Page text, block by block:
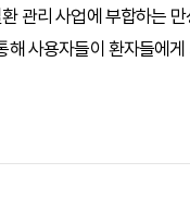
관리 사업에 부합하는
사용자들이 환자들에